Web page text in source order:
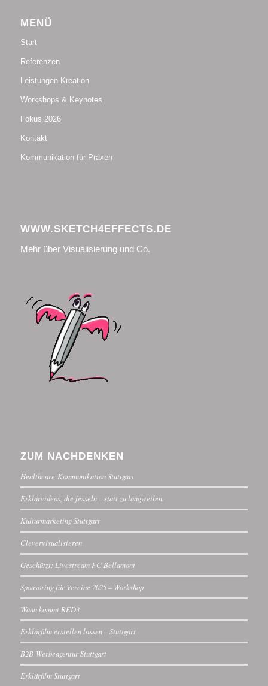
MENÜ
Start
Referenzen
Leistungen Kreation
Workshops & Keynotes
Fokus 2026
Kontakt
Kommunikation für Praxen
WWW.SKETCH4EFFECTS.DE
Mehr über Visualisierung und Co.
ZUM NACHDENKEN
Healthcare-Kommunikation Stuttgart
Erklärvideos, die fesseln – statt zu langweilen.
Kulturmarketing Stuttgart
Clevervisualisieren
Geschützt: Livestream FC Bellamont
Sponsoring für Vereine 2025 – Workshop
Wann kommt RED3
Erklärfilm erstellen lassen – Stuttgart
B2B-Werbeagentur Stuttgart
Erklärfilm Stuttgart